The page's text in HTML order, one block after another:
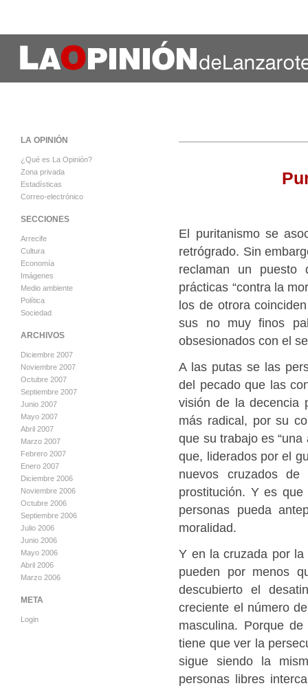
El puritanismo se
retrógrado. Sin
reclaman un puesto
prácticas “contra la
los de otrora
sus no muy finos
obsesionados con el
A las putas se las
del pecado que las
visión de la decencia
más radical, por su
que su trabajo es
que, liderados por el
nuevos cruzados
prostitución. Y es
personas pueda
moralidad.
Y en la cruzada por
pueden por menos
descubierto el
creciente el número
masculina. Porque
tiene que ver la
sigue siendo la
personas libres
LA OPINIÓN
¿Qué es La Opinión?
Zona privada
Estadísticas
Correo-electrónico
SECCIONES
Arrecife
Cultura
Economía
Imágenes
Medio ambiente
Política
Sociedad
ARCHIVOS
Diciembre 2007
Noviembre 2007
Octubre 2007
Septiembre 2007
Junio 2007
Mayo 2007
Abril 2007
Marzo 2007
Febrero 2007
Enero 2007
Diciembre 2006
Noviembre 2006
Octubre 2006
Septiembre 2006
Julio 2006
Junio 2006
Mayo 2006
Abril 2006
Marzo 2006
META
Login